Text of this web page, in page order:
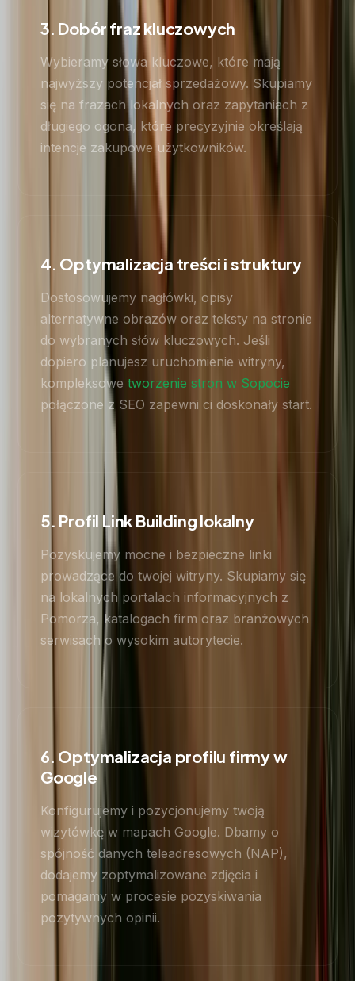
3. Dobór fraz kluczowych
Wybieramy słowa kluczowe, które mają
najwyższy potencjał sprzedażowy. Skupiamy
się na frazach lokalnych oraz zapytaniach z
długiego ogona, które precyzyjnie określają
intencje zakupowe użytkowników.
4. Optymalizacja treści i struktury
Dostosowujemy nagłówki, opisy
alternatywne obrazów oraz teksty na stronie
do wybranych słów kluczowych. Jeśli
dopiero planujesz uruchomienie witryny,
kompleksowe tworzenie stron w Sopocie
połączone z SEO zapewni ci doskonały start.
5. Profil Link Building lokalny
Pozyskujemy mocne i bezpieczne linki
prowadzące do twojej witryny. Skupiamy się
na lokalnych portalach informacyjnych z
Pomorza, katalogach firm oraz branżowych
serwisach o wysokim autorytecie.
6. Optymalizacja profilu firmy w
Google
Konfigurujemy i pozycjonujemy twoją
wizytówkę w mapach Google. Dbamy o
spójność danych teleadresowych (NAP),
dodajemy zoptymalizowane zdjęcia i
pomagamy w procesie pozyskiwania
pozytywnych opinii.